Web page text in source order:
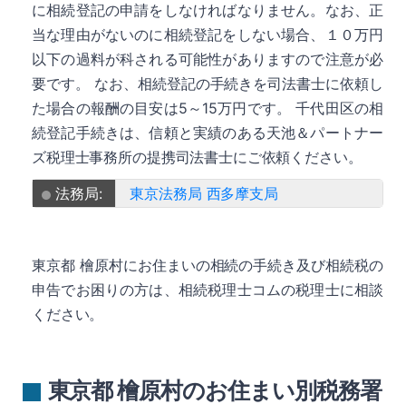
に相続登記の申請をしなければなりません。なお、正
当な理由がないのに相続登記をしない場合、１０万円
以下の過料が科される可能性がありますので注意が必
要です。 なお、相続登記の手続きを司法書士に依頼し
た場合の報酬の目安は5～15万円です。 千代田区の相
続登記手続きは、信頼と実績のある天池＆パートナー
ズ税理士事務所の提携司法書士にご依頼ください。
法務局:
東京法務局 西多摩支局
東京都 檜原村にお住まいの相続の手続き及び相続税の
申告でお困りの方は、相続税理士コムの税理士に相談
ください。
東京都 檜原村のお住まい別税務署